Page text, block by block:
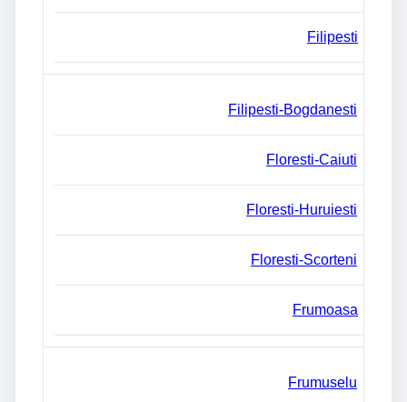
Filipesti
Filipesti-Bogdanesti
Floresti-Caiuti
Floresti-Huruiesti
Floresti-Scorteni
Frumoasa
Frumuselu